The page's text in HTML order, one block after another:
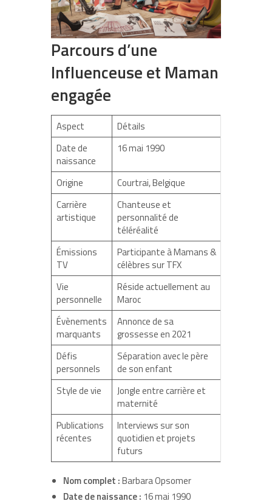
Parcours d’une
Influenceuse et Maman
engagée
Aspect
Détails
Date de
naissance
16 mai 1990
Origine
Courtrai, Belgique
Carrière
artistique
Chanteuse et
personnalité de
téléréalité
Émissions
TV
Participante à Mamans &
célèbres sur TFX
Vie
personnelle
Réside actuellement au
Maroc
Évènements
marquants
Annonce de sa
grossesse en 2021
Défis
personnels
Séparation avec le père
de son enfant
Style de vie
Jongle entre carrière et
maternité
Publications
récentes
Interviews sur son
quotidien et projets
futurs
Nom complet :Barbara Opsomer
Date de naissance : 16 mai 1990